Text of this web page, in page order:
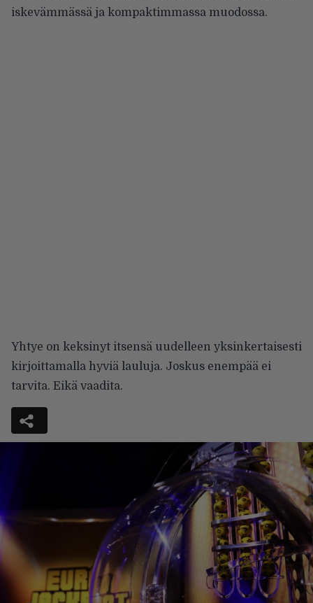
iskevämmässä ja kompaktimmassa muodossa.
Yhtye on keksinyt itsensä uudelleen yksinkertaisesti
kirjoittamalla hyviä lauluja. Joskus enempää ei
tarvita. Eikä vaadita.